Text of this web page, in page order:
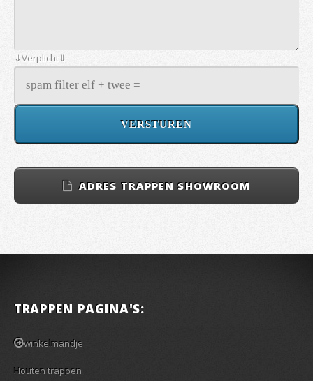
⇓Verplicht⇓
ADRES TRAPPEN SHOWROOM
TRAPPEN PAGINA'S:
winkelmandje
Houten trappen